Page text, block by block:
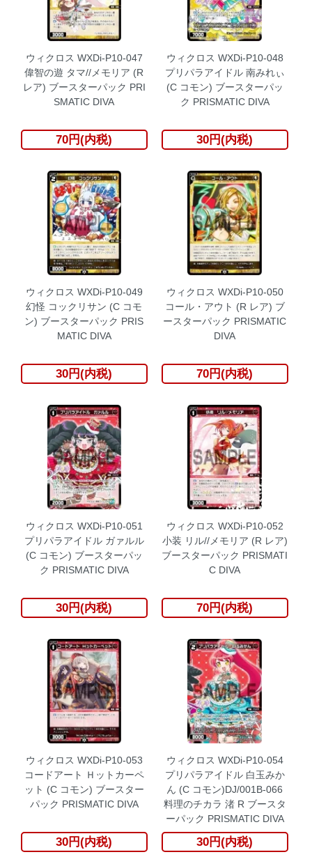
ウィクロス WXDi-P10-047
偉智の遊 タマ//メモリア (R
レア) ブースターパック PRI
SMATIC DIVA
70円(内税)
ウィクロス WXDi-P10-048
プリパラアイドル 南みれぃ
(C コモン) ブースターパッ
ク PRISMATIC DIVA
30円(内税)
ウィクロス WXDi-P10-049
幻怪 コックリサン (C コモ
ン) ブースターパック PRIS
MATIC DIVA
30円(内税)
ウィクロス WXDi-P10-050
コール・アウト (R レア) ブ
ースターパック PRISMATIC
DIVA
70円(内税)
ウィクロス WXDi-P10-051
プリパラアイドル ガァルル
(C コモン) ブースターパッ
ク PRISMATIC DIVA
30円(内税)
ウィクロス WXDi-P10-052
小装 リル//メモリア (R レア)
ブースターパック PRISMATI
C DIVA
70円(内税)
ウィクロス WXDi-P10-053
コードアート Ｈットカーペ
ット (C コモン) ブースター
パック PRISMATIC DIVA
30円(内税)
ウィクロス WXDi-P10-054
プリパラアイドル 白玉みか
ん (C コモン)DJ/001B-066
料理のチカラ 渚 R ブースタ
ーパック PRISMATIC DIVA
30円(内税)